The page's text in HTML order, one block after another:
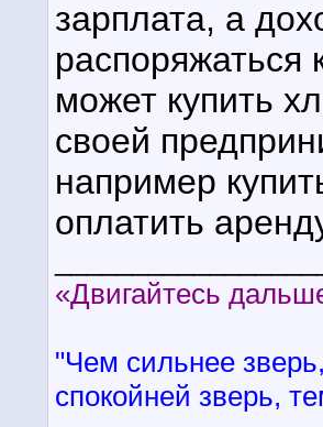
зарплата, а
распоряжаться
может купить
своей
например
оплатить
«Двигайтесь
"Чем сильнее
спокойней зверь,